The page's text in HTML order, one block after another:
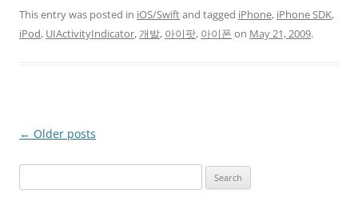
This entry was posted in iOS/Swiftand tagged iPhone, iPhone SDK,
iPod, UIActivityIndicator,개발, 아이팟, 아이폰 on May 21, 2009.
Post
← Older posts
for: